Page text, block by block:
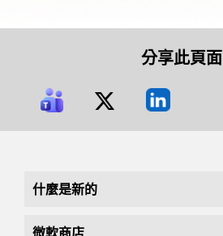
分享此頁面
什麼是新的
微軟商店